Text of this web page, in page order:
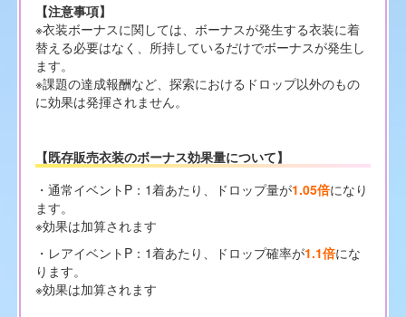
【注意事項】
※衣装ボーナスに関しては、ボーナスが発生する衣装に着
替える必要はなく、所持しているだけでボーナスが発生し
ます。
※課題の達成報酬など、探索におけるドロップ以外のもの
に効果は発揮されません。
【既存販売衣装のボーナス効果量について】
・通常イベントP：1着あたり、ドロップ量が1.05倍になり
ます。
※効果は加算されます
・レアイベントP：1着あたり、ドロップ確率が1.1倍にな
ります。
※効果は加算されます